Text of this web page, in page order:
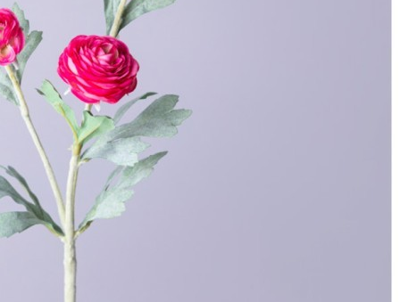
Вес
0.031 кг
Объем
0.002688 л
Производитель
Liaoning Longjiang Arts And Crafts Co.,Ltd.
Материал
Полиэстер/Металл
Страна
Китай
Категория
Цветы искусственные
Длина коробки
0,08
Ширина коробки 0,08
Высота коробки
0,42
Бренд
Lefard
Рассказать друзьям!
Купить Цветок искусственный "ранункулюс" высота=43см.
Lefard (287-534)